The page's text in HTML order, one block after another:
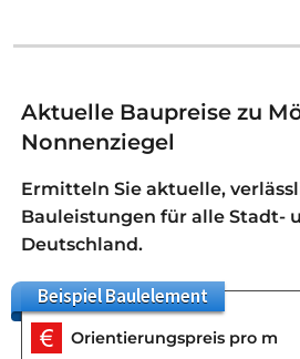
Aktuelle Baupreise zu
Nonnenziegel
Ermitteln Sie aktuelle,
Bauleistungen für alle Stadt-
Deutschland.
BeispielBaulelement
Orientierungspreis pro m